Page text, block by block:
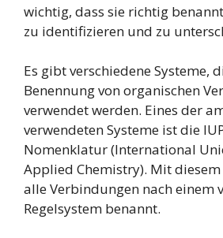
wichtig, dass sie richtig
zu identifizieren und zu
Es gibt verschiedene Systeme,
Benennung von organischen
verwendet werden. Eines der
verwendeten Systeme ist die
Nomenklatur (International
Applied Chemistry). Mit
alle Verbindungen nach einem
Regelsystem benannt.